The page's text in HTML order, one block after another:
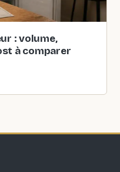
: volume,
à comparer